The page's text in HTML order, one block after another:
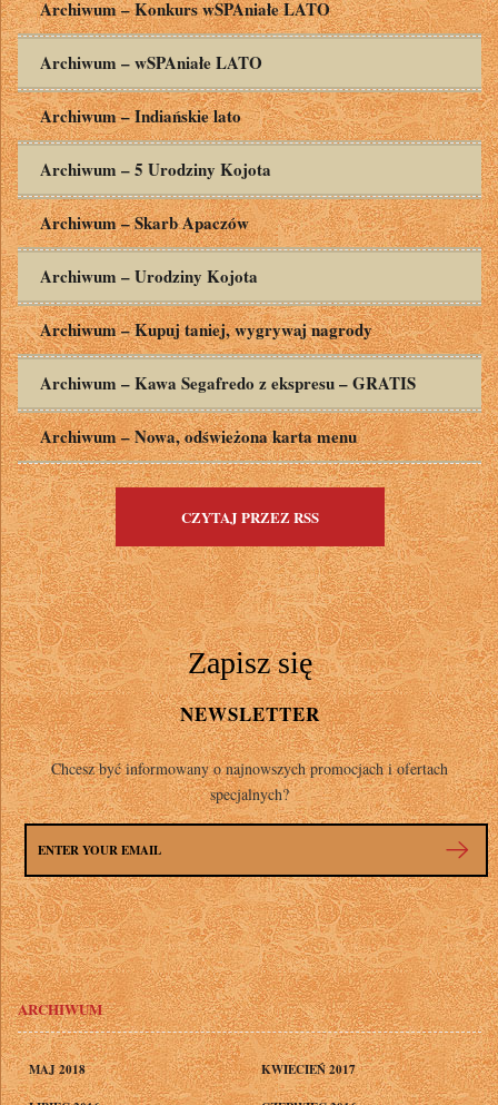
Archiwum – Konkurs wSPAniałe LATO
Archiwum – wSPAniałe LATO
Archiwum – Indiańskie lato
Archiwum – 5 Urodziny Kojota
Archiwum – Skarb Apaczów
Archiwum – Urodziny Kojota
Archiwum – Kupuj taniej, wygrywaj nagrody
Archiwum – Kawa Segafredo z ekspresu – GRATIS
Archiwum – Nowa, odświeżona karta menu
CZYTAJ PRZEZ RSS
Zapisz się
NEWSLETTER
Chcesz być informowany o najnowszych promocjach i ofertach
specjalnych?
ARCHIWUM
MAJ 2018 KWIECIEŃ 2017